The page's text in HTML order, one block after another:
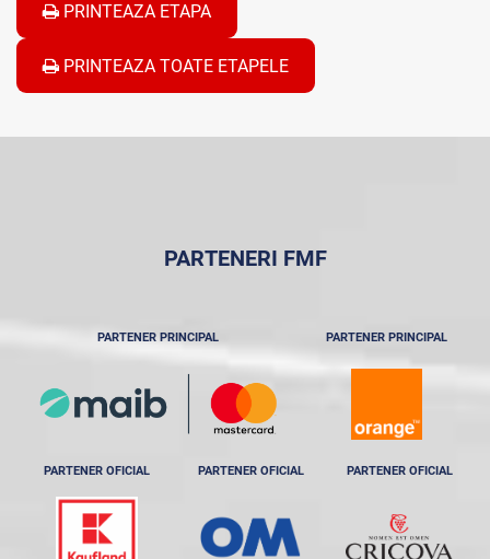
PRINTEAZA ETAPA
PRINTEAZA TOATE ETAPELE
PARTENERI FMF
PARTENER PRINCIPAL PARTENER PRINCIPAL
PARTENER OFICIAL PARTENER OFICIAL PARTENER OFICIAL